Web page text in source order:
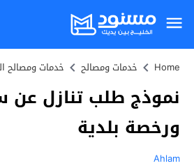
Home خدمات ومصالح خدمات ومصالح
نموذج طلب تنازل عن
ورخصة بلدية
Ahlam